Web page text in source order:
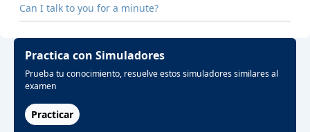
Can I talk to you for a minute?
Practica con Simuladores
Prueba tu conocimiento, resuelve estos simuladores similares al
examen
Practicar